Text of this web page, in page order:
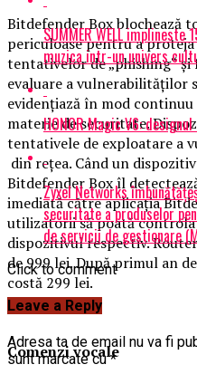
Bitdefender Box blochează
periculoase pentru a
tentativelor de „phishing“
evaluare a vulnerabilităţilor
evidenţiază în mod
materie de securitate.
tentativele de exploatare a
din reţea. Când un
Bitdefender Box îl
imediată către aplicaţia
utilizatorii să poată
dispozitivul respectiv.
de 999 lei. După primul an
costă 299 lei.
Comenzi vocale
SUMMER WELL
muzica intr-un univers
HONOR Magic V6:
Zyxel Networks
securitate a produselor
de servicii de gestionare
Click to comment
Leave a Reply
Adresa ta de email nu va fi
sunt marcate cu*